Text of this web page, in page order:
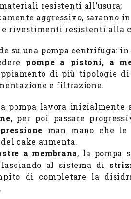
resistenti all’usura;
aggressivo, saranno
e rivestimenti resistenti alla
su una pompa centrifuga:
pompe a pistoni, a
di più tipologie
e filtrazione.
pompa lavora inizialmente
, per poi passare
man mano che le
cake aumenta.
a membrana, la pompa
al sistema di
di completare la